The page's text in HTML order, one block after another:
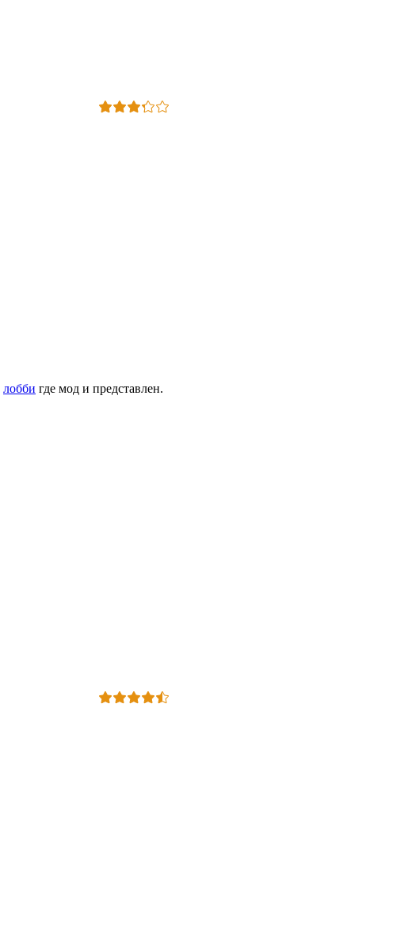
лобби где мод и представлен.